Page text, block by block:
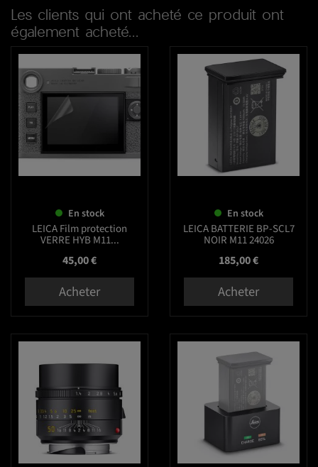
Les clients qui ont acheté ce produit ont
également acheté...
favorite_border
En stock
LEICA Film protection
VERRE HYB M11...
Prix
45,00 €
Acheter
favorite_border
En stock
LEICA BATTERIE BP-SCL7
NOIR M11 24026
Prix
185,00 €
Acheter